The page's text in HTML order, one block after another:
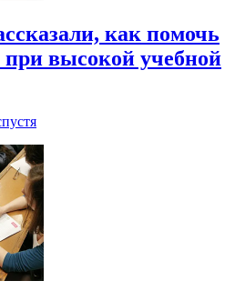
как помочь
высокой учебной